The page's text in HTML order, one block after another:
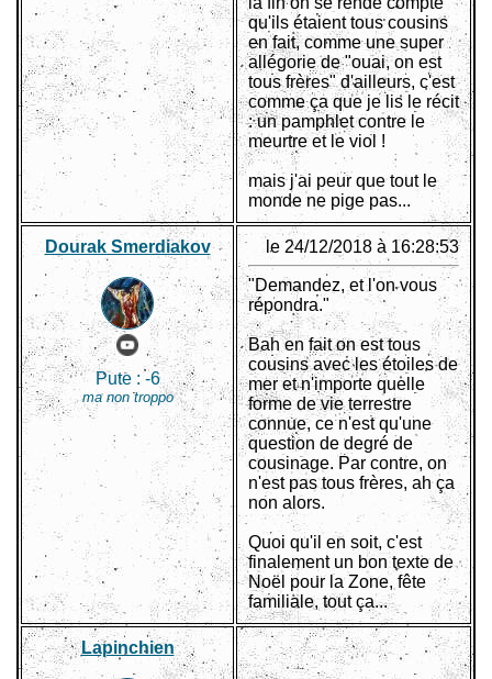
qu'ils étaient tous cousins
en fait, comme une super
allégorie de "ouai, on est
tous frères" d'ailleurs, c'est
comme ça que je lis le récit
: un pamphlet contre le
meurtre et le viol !
mais j'ai peur que tout le
monde ne pige pas...
Dourak Smerdiakov
Pute : -6
ma non troppo
le 24/12/2018 à 16:28:53
"Demandez, et l'on vous
répondra."
Bah en fait on est tous
cousins avec les étoiles de
mer et n'importe quelle
forme de vie terrestre
connue, ce n'est qu'une
question de degré de
cousinage. Par contre, on
n'est pas tous frères, ah ça
non alors.
Quoi qu'il en soit, c'est
finalement un bon texte de
Noël pour la Zone, fête
familiale, tout ça...
Lapinchien